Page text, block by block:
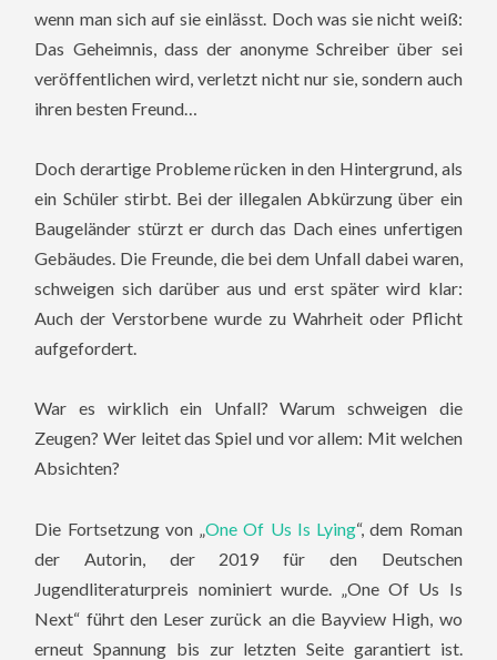
wenn man sich auf sie einlässt. Doch was sie nicht weiß:
Das Geheimnis, dass der anonyme Schreiber über sei
veröffentlichen wird, verletzt nicht nur sie, sondern auch
ihren besten Freund…
Doch derartige Probleme rücken in den Hintergrund, als
ein Schüler stirbt. Bei der illegalen Abkürzung über ein
Baugeländer stürzt er durch das Dach eines unfertigen
Gebäudes. Die Freunde, die bei dem Unfall dabei waren,
schweigen sich darüber aus und erst später wird klar:
Auch der Verstorbene wurde zu Wahrheit oder Pflicht
aufgefordert.
War es wirklich ein Unfall? Warum schweigen die
Zeugen? Wer leitet das Spiel und vor allem: Mit welchen
Absichten?
Die Fortsetzung von „One Of Us Is Lying“, dem Roman
der Autorin, der 2019 für den Deutschen
Jugendliteraturpreis nominiert wurde. „One Of Us Is
Next“ führt den Leser zurück an die Bayview High, wo
erneut Spannung bis zur letzten Seite garantiert ist.